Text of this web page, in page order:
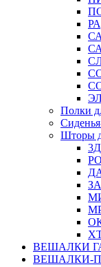
Полки
Шторы
3Д
ВЕШАЛКИ
ВЕШАЛКИ-